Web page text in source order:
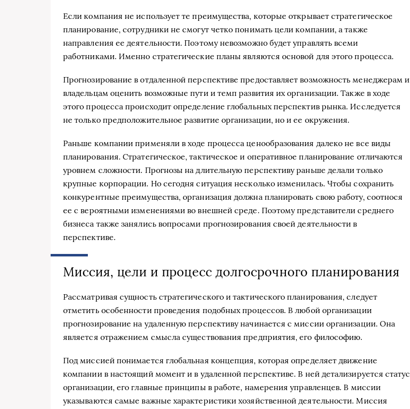
Если компания не использует те преимущества, которые открывает стратегическое
планирование, сотрудники не смогут четко понимать цели компании, а также
направления ее деятельности. Поэтому невозможно будет управлять всеми
работниками. Именно стратегические планы являются основой для этого процесса.
Прогнозирование в отдаленной перспективе предоставляет возможность менеджерам и
владельцам оценить возможные пути и темп развития их организации. Также в ходе
этого процесса происходит определение глобальных перспектив рынка. Исследуется
не только предположительное развитие организации, но и ее окружения.
Раньше компании применяли в ходе процесса ценообразования далеко не все виды
планирования. Стратегическое, тактическое и оперативное планирование отличаются
уровнем сложности. Прогнозы на длительную перспективу раньше делали только
крупные корпорации. Но сегодня ситуация несколько изменилась. Чтобы сохранить
конкурентные преимущества, организация должна планировать свою работу, соотнося
ее с вероятными изменениями во внешней среде. Поэтому представители среднего
бизнеса также занялись вопросами прогнозирования своей деятельности в
перспективе.
Миссия, цели и процесс долгосрочного планирования
Рассматривая сущность стратегического и тактического планирования, следует
отметить особенности проведения подобных процессов. В любой организации
прогнозирование на удаленную перспективу начинается с миссии организации. Она
является отражением смысла существования предприятия, его философию.
Под миссией понимается глобальная концепция, которая определяет движение
компании в настоящий момент и в удаленной перспективе. В ней детализируется статус
организации, его главные принципы в работе, намерения управленцев. В миссии
указываются самые важные характеристики хозяйственной деятельности. Миссия